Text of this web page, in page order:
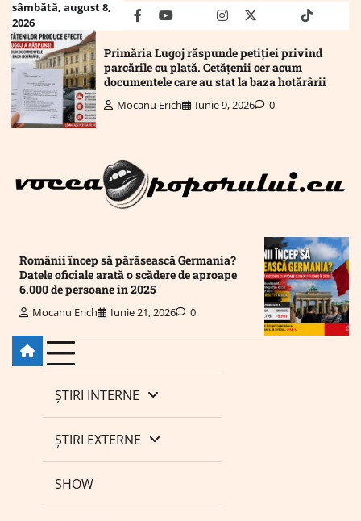
Skip
content
sâmbătă, august 8,
2026
facebookyoutubeMailinstagram
twitter truthtiktok
Primăria Lugoj răspunde petiției privind
parcările cu plată. Cetățenii cer acum
documentele care au stat la baza hotărârii
Mocanu Erich Iunie 9, 2026 0
Românii încep să părăsească Germania?
Datele oficiale arată o scădere de aproape
6.000 de persoane în 2025
Mocanu Erich Iunie 21, 2026 0
ȘTIRI INTERNE
ȘTIRI EXTERNE
SHOW